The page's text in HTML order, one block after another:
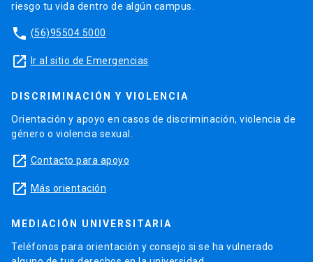
riesgo tu vida dentro de algún campus.
phone (56)95504 5000
launch Ir al sitio de Emergencias
DISCRIMINACIÓN Y VIOLENCIA
Orientación y apoyo en casos de discriminación, violencia de
género o violencia sexual.
launch Contacto para apoyo
launch Más orientación
MEDIACIÓN UNIVERSITARIA
Teléfonos para orientación y consejo si se ha vulnerado